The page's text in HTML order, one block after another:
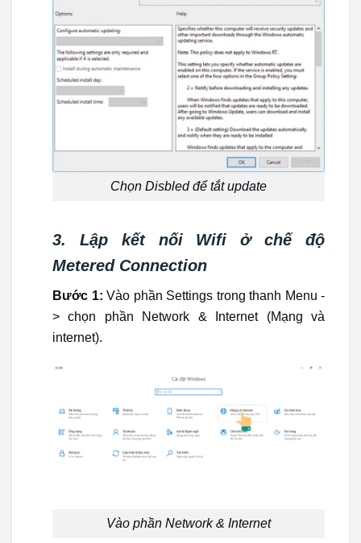
Chọn Disbled để tắt update
3. Lập kết nối Wifi ở chế độ
Metered Connection
Bước 1: Vào phần Settings trong thanh Menu -
> chọn phần Network & Internet (Mạng và
internet).
Vào phần Network & Internet